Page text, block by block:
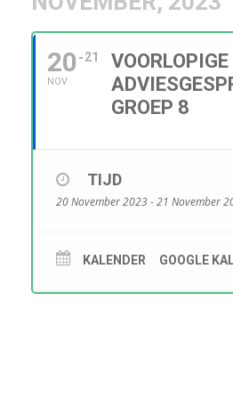
20
NOV
21
VOORLOPIGE
GROEP 8
TIJD
20 November 2023 - 21 November
KALENDER GOOGLE